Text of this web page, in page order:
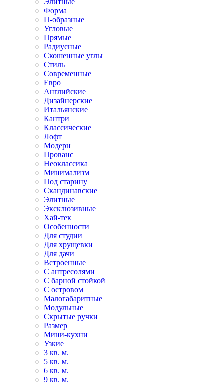
Элитные
Форма
П-образные
Угловые
Прямые
Радиусные
Скошенные углы
Стиль
Современные
Евро
Английские
Дизайнерские
Итальянские
Кантри
Классические
Лофт
Модерн
Прованс
Неоклассика
Минимализм
Под старину
Скандинавские
Элитные
Эксклюзивные
Хай-тек
Особенности
Для студии
Для хрущевки
Для дачи
Встроенные
С антресолями
С барной стойкой
С островом
Малогабаритные
Модульные
Скрытые ручки
Размер
Мини-кухни
Узкие
3 кв. м.
5 кв. м.
6 кв. м.
9 кв. м.